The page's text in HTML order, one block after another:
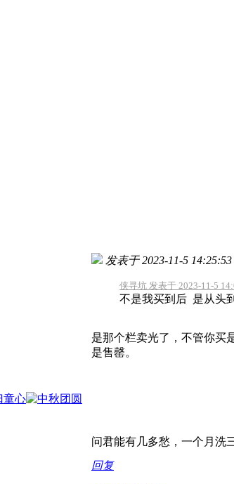
发表于 2023-11-5 14:25:53
侠寻坑 发表于 2023-11-5
不是我买到后 是从头
是那个栏卖光了，不管你买
是售罄。
问君能有几多愁，一个月洗
回复